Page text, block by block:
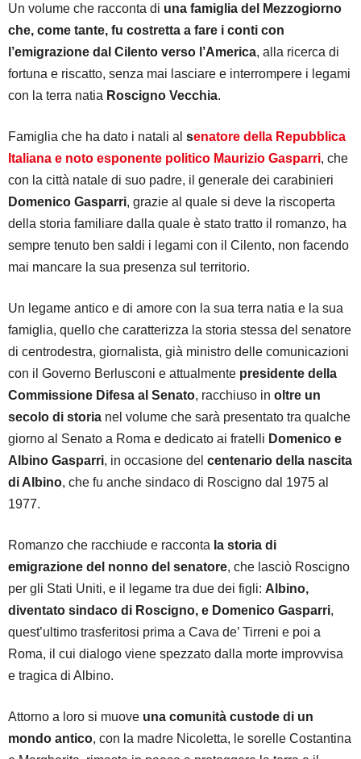
Un volume che racconta di una famiglia del Mezzogiorno
che, come tante, fu costretta a fare i conti con
l’emigrazione dal Cilento verso l’America, alla ricerca di
fortuna e riscatto, senza mai lasciare e interrompere i legami
con la terra natia Roscigno Vecchia.
Famiglia che ha dato i natali al senatore della Repubblica
Italiana e noto esponente politico Maurizio Gasparri, che
con la città natale di suo padre, il generale dei carabinieri
Domenico Gasparri, grazie al quale si deve la riscoperta
della storia familiare dalla quale è stato tratto il romanzo, ha
sempre tenuto ben saldi i legami con il Cilento, non facendo
mai mancare la sua presenza sul territorio.
Un legame antico e di amore con la sua terra natia e la sua
famiglia, quello che caratterizza la storia stessa del senatore
di centrodestra, giornalista, già ministro delle comunicazioni
con il Governo Berlusconi e attualmente presidente della
Commissione Difesa al Senato, racchiuso in oltre un
secolo di storia nel volume che sarà presentato tra qualche
giorno al Senato a Roma e dedicato ai fratelli Domenico e
Albino Gasparri, in occasione del centenario della nascita
di Albino, che fu anche sindaco di Roscigno dal 1975 al
1977.
Romanzo che racchiude e racconta la storia di
emigrazione del nonno del senatore, che lasciò Roscigno
per gli Stati Uniti, e il legame tra due dei figli: Albino,
diventato sindaco di Roscigno, e Domenico Gasparri,
quest’ultimo trasferitosi prima a Cava de’ Tirreni e poi a
Roma, il cui dialogo viene spezzato dalla morte improvvisa
e tragica di Albino.
Attorno a loro si muove una comunità custode di un
mondo antico, con la madre Nicoletta, le sorelle Costantina